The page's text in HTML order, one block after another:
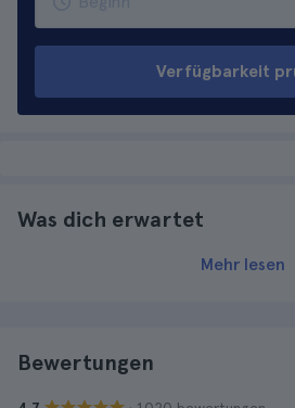
Verfügbarkeit
Was dich erwartet
Mehr lesen
Bewertungen